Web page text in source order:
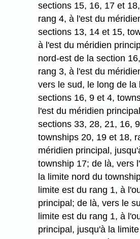
sections 15, 16, 17 et
rang 4, à l'est du
sections 13, 14 et 15,
à l'est du méridien
nord-est de la section
rang 3, à l'est du
vers le sud, le long de la
sections 16, 9 et 4,
l'est du méridien
sections 33, 28, 21, 16,
townships 20, 19 et 18,
méridien principal,
township 17; de là, vers
la limite nord du
limite est du rang 1, à
principal; de là, vers le
limite est du rang 1, à
principal, jusqu'à la